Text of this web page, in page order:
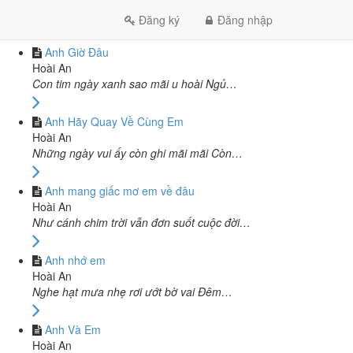
Đăng ký Đăng nhập
CÙNG TÁC GIẢ HOÀI AN
Anh Giờ Đâu
Hoài An
Con tim ngày xanh sao mãi u hoài Ngủ…
Anh Hãy Quay Về Cùng Em
Hoài An
Những ngày vui ấy còn ghi mãi mãi Còn…
Anh mang giấc mơ em về đâu
Hoài An
Như cánh chim trời vẫn đơn suốt cuộc đời…
Anh nhớ em
Hoài An
Nghe hạt mưa nhẹ rơi ướt bờ vai Đêm…
Anh Và Em
Hoài An